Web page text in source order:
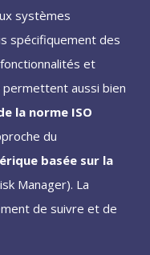
systèmes
spécifiquement des
et
permettent aussi bien
la norme ISO
du
basée sur la
Manager). La
de suivre et de